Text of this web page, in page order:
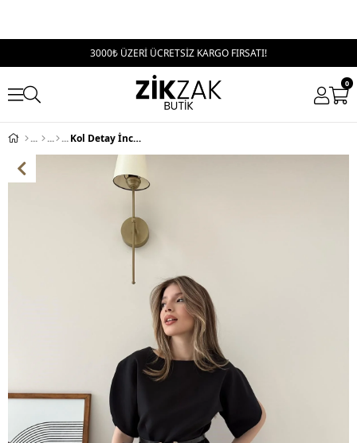
3000₺ ÜZERİ ÜCRETSİZ KARGO FIRSATI!
0
Kol Detay İnce Kemerli Double Crep Kumas Bluz Siyah 2185